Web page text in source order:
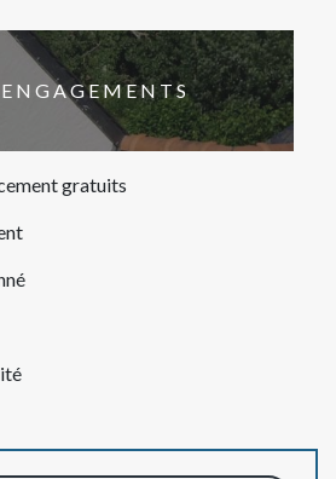
gratuits